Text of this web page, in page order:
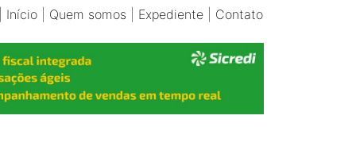
Início| Quem somos Expediente| Contato